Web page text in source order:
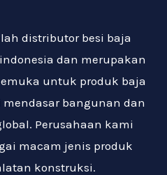
distributor besi baja
dan merupakan
untuk produk baja
bangunan dan
Perusahaan kami
macam jenis produk
konstruksi.